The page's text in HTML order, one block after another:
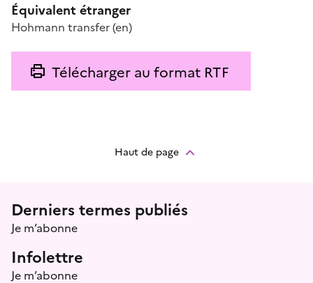
Équivalent étranger
Hohmann transfer(en)
Télécharger au format RTF
Haut de page
Menu prefooter
Derniers termes publiés
Je m’abonne
Infolettre
Je m’abonne